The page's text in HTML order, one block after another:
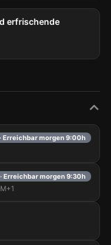
erfrischende
Erreichbar morgen 9:00h
Erreichbar morgen 9:30h